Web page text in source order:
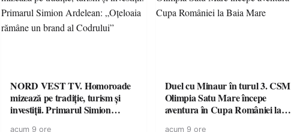
NORD VEST TV. Homoroade
mizează pe tradiție, turism și
investiții. Primarul Simion
acum 9 ore
Duel cu Minaur în turul 3. CSM
Olimpia Satu Mare începe
aventura în Cupa României la
acum 9 ore